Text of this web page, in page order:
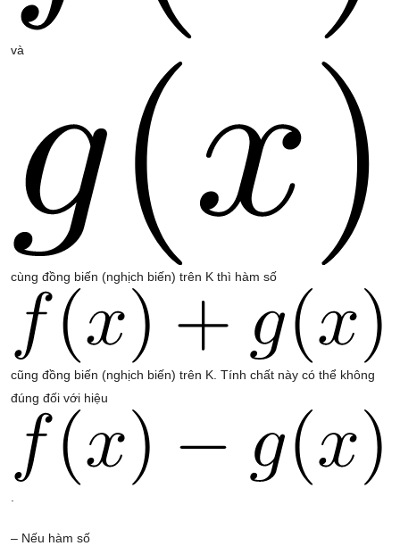
và
cùng đồng biến (nghịch biến) trên K thì hàm số
cũng đồng biến (nghịch biến) trên K. Tính chất này có thể không
đúng đối với hiệu
– Nếu hàm số